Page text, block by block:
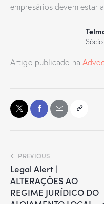
empresários devem estar
Sócio
Artigo publicado na
PREVIOUS
Legal Alert |
ALTERAÇÕES AO
REGIME JURÍDICO DO